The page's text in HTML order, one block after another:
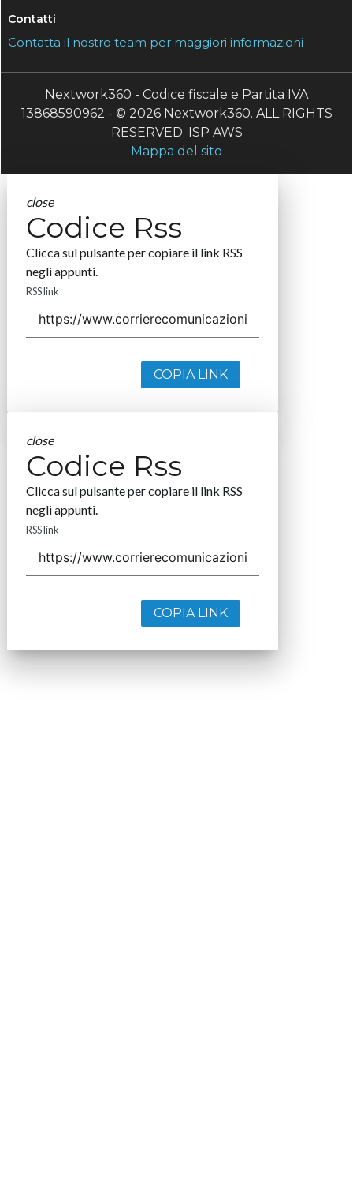
Contatti
Contatta il nostro team per maggiori informazioni
Nextwork360 - Codice fiscale e Partita IVA
13868590962 - © 2026 Nextwork360. ALL RIGHTS
RESERVED. ISP AWS
Mappa del sito
close
Codice Rss
Clicca sul pulsante per copiare il link RSS
negli appunti.
RSS link
COPIA LINK
close
Codice Rss
Clicca sul pulsante per copiare il link RSS
negli appunti.
RSS link
COPIA LINK